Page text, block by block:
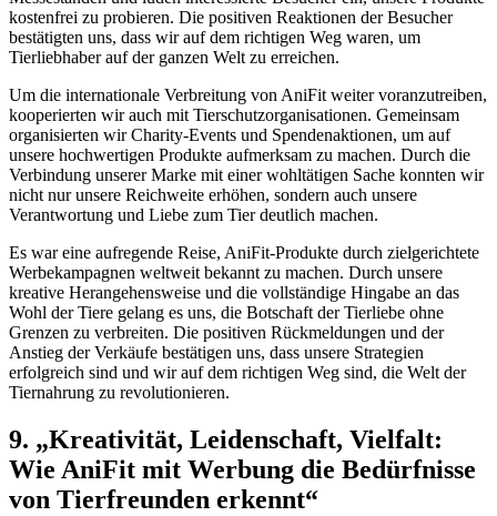
‌kostenfrei zu probieren. Die‍ positiven Reaktionen der Besucher
⁤bestätigten uns, dass wir auf ​dem richtigen ‍Weg waren, um
Tierliebhaber⁢ auf ⁢der ganzen Welt‌ zu erreichen.
Um die internationale Verbreitung von AniFit weiter voranzutreiben,
kooperierten wir auch mit Tierschutzorganisationen. Gemeinsam
organisierten wir Charity-Events und Spendenaktionen,⁣ um auf
⁣unsere ​hochwertigen Produkte aufmerksam zu machen.‌ Durch die
‌Verbindung unserer Marke mit einer wohltätigen ‌Sache konnten‌ wir
nicht nur⁤ unsere Reichweite erhöhen, sondern‌ auch unsere
Verantwortung und​ Liebe ‌zum Tier ⁣deutlich machen.
Es war eine aufregende Reise, AniFit-Produkte durch zielgerichtete
Werbekampagnen weltweit bekannt zu machen. Durch unsere
kreative Herangehensweise‍ und die ⁤vollständige Hingabe an das
Wohl⁢ der Tiere gelang es‍ uns,⁣ die ⁢Botschaft der Tierliebe​ ohne
Grenzen ​zu verbreiten. Die positiven Rückmeldungen und ‌der
Anstieg der Verkäufe ⁣bestätigen uns, dass unsere Strategien
erfolgreich ‍sind und wir auf dem richtigen Weg sind, die Welt der‍
Tiernahrung​ zu revolutionieren.
9. „Kreativität,⁢ Leidenschaft, Vielfalt:
Wie AniFit mit Werbung die Bedürfnisse
von Tierfreunden erkennt“